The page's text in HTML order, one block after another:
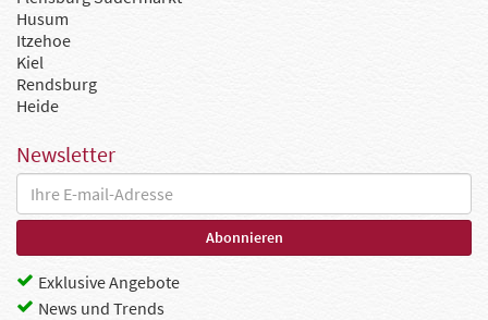
Husum
Itzehoe
Kiel
Rendsburg
Heide
Newsletter
Exklusive Angebote
News und Trends